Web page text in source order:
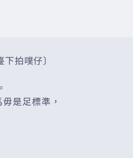
拍噗仔〕
是足標準，